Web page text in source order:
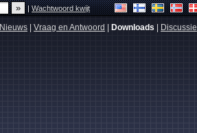
|Wachtwoord kwijt
Nieuws Vraag en Antwoord Downloads Discussie